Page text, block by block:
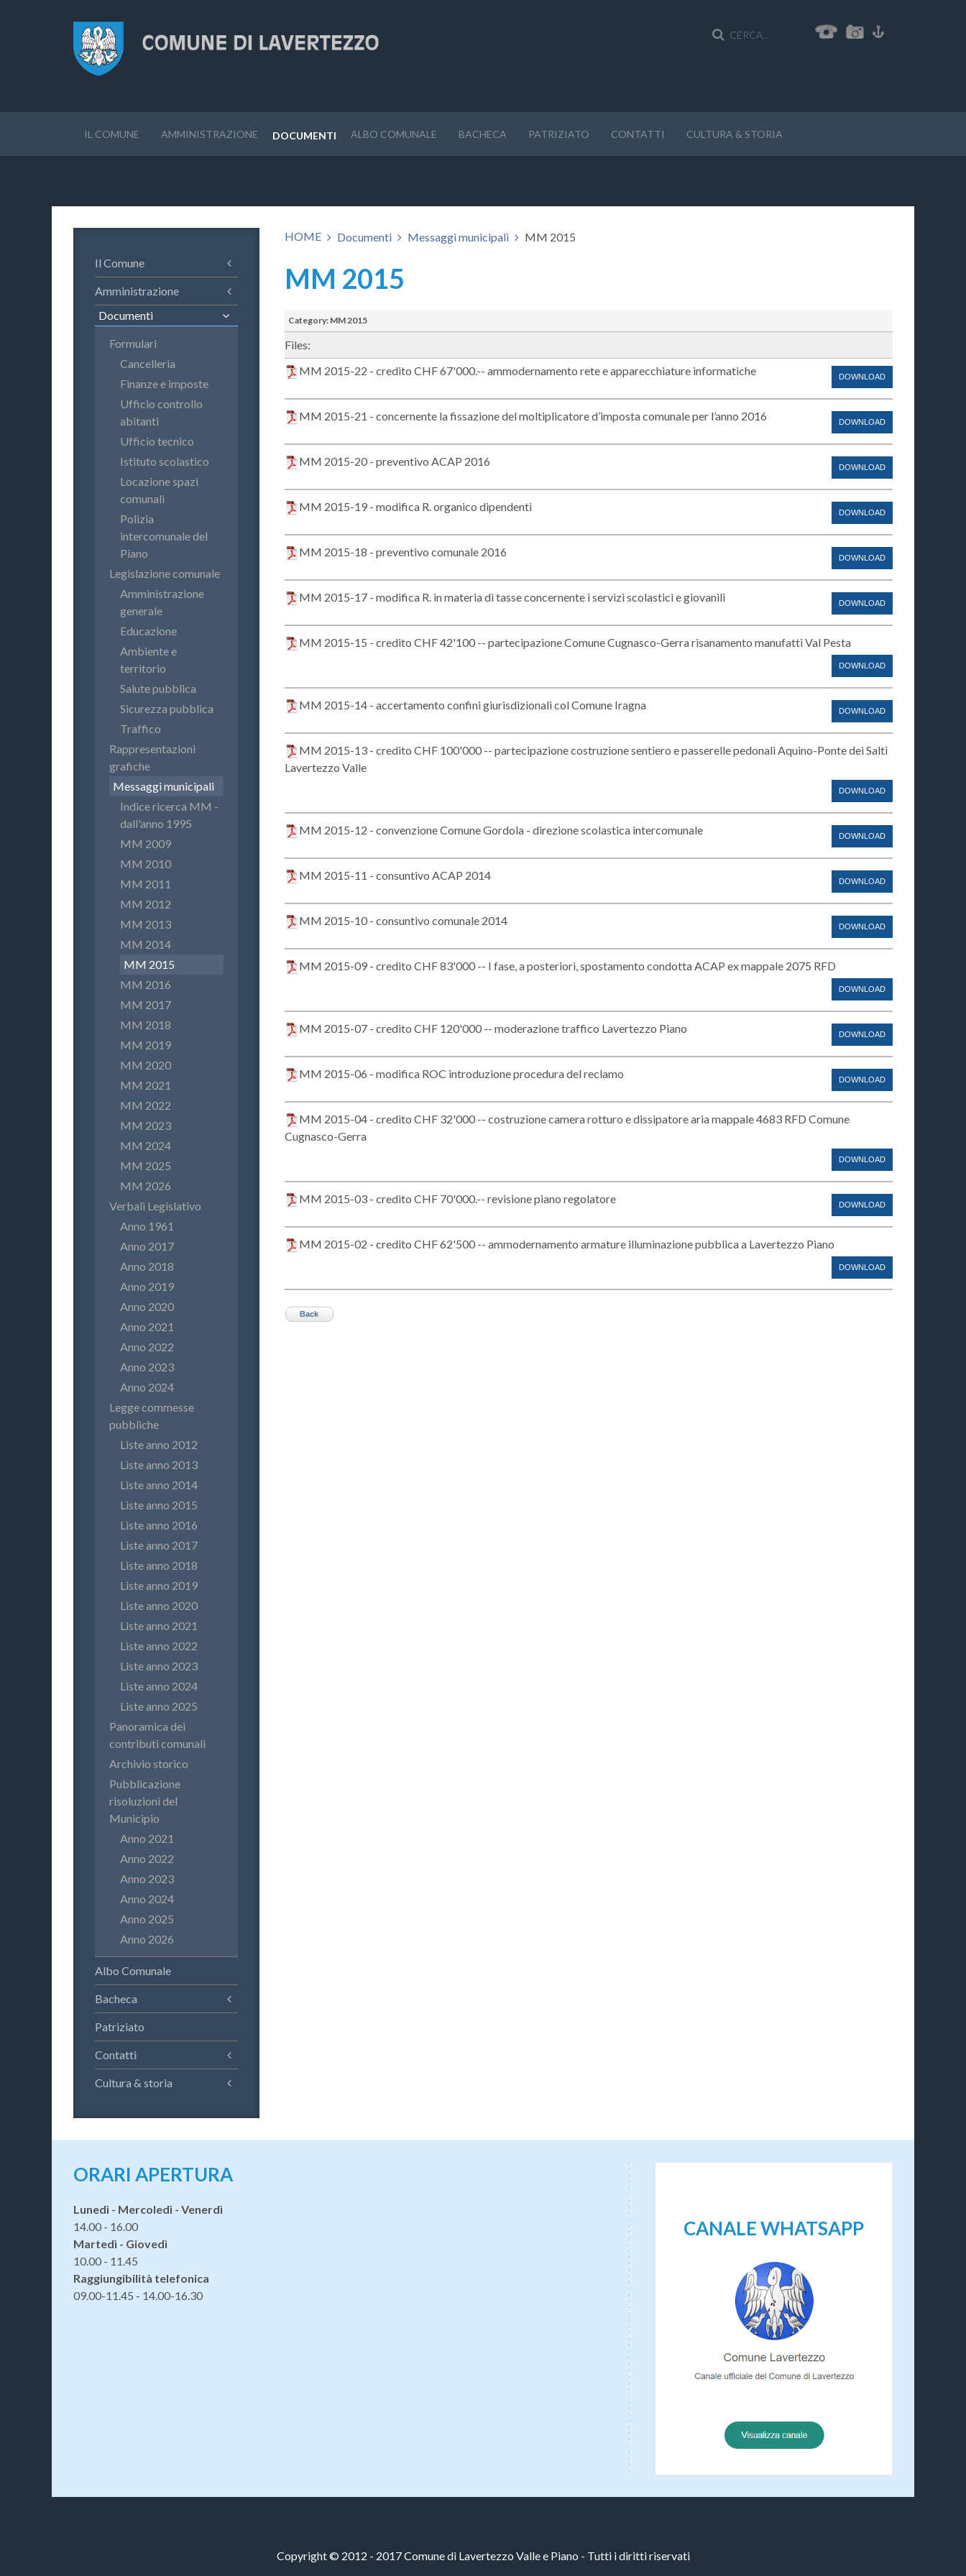
IL COMUNE AMMINISTRAZIONE DOCUMENTI ALBO COMUNALE BACHECA PATRIZIATO CONTATTI CULTURA & STORIA
HOME Documenti Messaggi municipali MM 2015
MM 2015
Category: MM 2015
Files:
MM 2015-22 - credito CHF 67'000.-- ammodernamento rete e apparecchiature informatiche
DOWNLOAD
MM 2015-21 - concernente la fissazione del moltiplicatore d’imposta comunale per l’anno 2016 DOWNLOAD
MM 2015-20 - preventivo ACAP 2016 DOWNLOAD
MM 2015-19 - modifica R. organico dipendenti DOWNLOAD
MM 2015-18 - preventivo comunale 2016 DOWNLOAD
MM 2015-17 - modifica R. in materia di tasse concernente i servizi scolastici e giovanili DOWNLOAD
MM 2015-15 - credito CHF 42'100 -- partecipazione Comune Cugnasco-Gerra risanamento manufatti Val Pesta
DOWNLOAD
MM 2015-14 - accertamento confini giurisdizionali col Comune Iragna DOWNLOAD
MM 2015-13 - credito CHF 100'000 -- partecipazione costruzione sentiero e passerelle pedonali Aquino-Ponte dei Salti
Lavertezzo Valle
DOWNLOAD
MM 2015-12 - convenzione Comune Gordola - direzione scolastica intercomunale DOWNLOAD
MM 2015-11 - consuntivo ACAP 2014 DOWNLOAD
MM 2015-10 - consuntivo comunale 2014 DOWNLOAD
MM 2015-09 - credito CHF 83'000 -- I fase, a posteriori, spostamento condotta ACAP ex mappale 2075 RFD
DOWNLOAD
MM 2015-07 - credito CHF 120'000 -- moderazione traffico Lavertezzo Piano DOWNLOAD
MM 2015-06 - modifica ROC introduzione procedura del reclamo DOWNLOAD
MM 2015-04 - credito CHF 32'000 -- costruzione camera rotturo e dissipatore aria mappale 4683 RFD Comune
Cugnasco-Gerra
DOWNLOAD
MM 2015-03 - credito CHF 70'000.-- revisione piano regolatore DOWNLOAD
MM 2015-02 - credito CHF 62'500 -- ammodernamento armature illuminazione pubblica a Lavertezzo Piano
DOWNLOAD
Back
Il Comune
Amministrazione
Documenti
Formulari
Cancelleria
Finanze e imposte
Ufficio controllo
abitanti
Ufficio tecnico
Istituto scolastico
Locazione spazi
comunali
Polizia
intercomunale del
Piano
Legislazione comunale
Amministrazione
generale
Educazione
Ambiente e
territorio
Salute pubblica
Sicurezza pubblica
Traffico
Rappresentazioni
grafiche
Messaggi municipali
Indice ricerca MM -
dall'anno 1995
MM 2009
MM 2010
MM 2011
MM 2012
MM 2013
MM 2014
MM 2015
MM 2016
MM 2017
MM 2018
MM 2019
MM 2020
MM 2021
MM 2022
MM 2023
MM 2024
MM 2025
MM 2026
Verbali Legislativo
Anno 1961
Anno 2017
Anno 2018
Anno 2019
Anno 2020
Anno 2021
Anno 2022
Anno 2023
Anno 2024
Legge commesse
pubbliche
Liste anno 2012
Liste anno 2013
Liste anno 2014
Liste anno 2015
Liste anno 2016
Liste anno 2017
Liste anno 2018
Liste anno 2019
Liste anno 2020
Liste anno 2021
Liste anno 2022
Liste anno 2023
Liste anno 2024
Liste anno 2025
Panoramica dei
contributi comunali
Archivio storico
Pubblicazione
risoluzioni del
Municipio
Anno 2021
Anno 2022
Anno 2023
Anno 2024
Anno 2025
Anno 2026
Albo Comunale
Bacheca
Patriziato
Contatti
Cultura & storia
ORARI APERTURA
Lunedì - Mercoledì - Venerdì
14.00 - 16.00
Martedì - Giovedì
10.00 - 11.45
Raggiungibilità telefonica
09.00-11.45 - 14.00-16.30
CANALE WHATSAPP
Copyright © 2012 - 2017 Comune di Lavertezzo Valle e Piano - Tutti i diritti riservati